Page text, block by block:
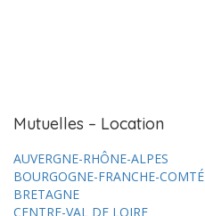
Mutuelles – Location
AUVERGNE-RHÔNE-ALPES
BOURGOGNE-FRANCHE-COMTÉ
BRETAGNE
CENTRE-VAL DE LOIRE